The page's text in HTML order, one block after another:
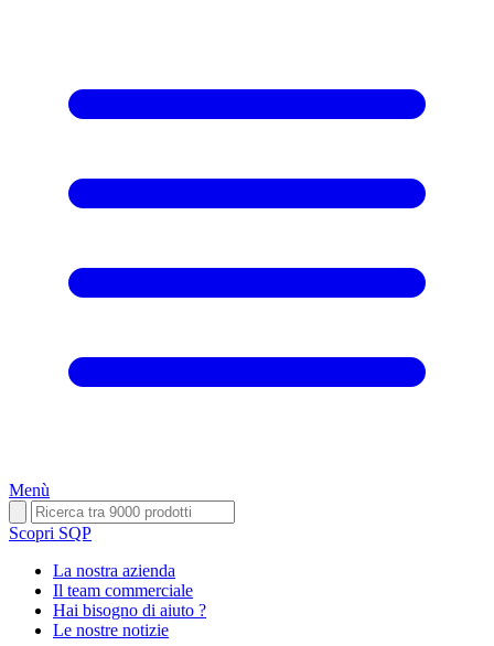
Menù
Scopri SQP
La nostra azienda
Il team commerciale
Hai bisogno di aiuto ?
Le nostre notizie